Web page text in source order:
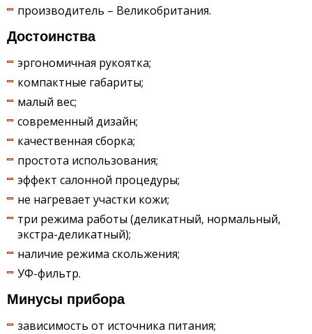
производитель – Великобритания.
Достоинства
эргономичная рукоятка;
компактные габариты;
малый вес;
современный дизайн;
качественная сборка;
простота использования;
эффект салонной процедуры;
не нагревает участки кожи;
три режима работы (деликатный, нормальный,
экстра-деликатный);
наличие режима скольжения;
УФ-фильтр.
Минусы прибора
зависимость от источника питания;